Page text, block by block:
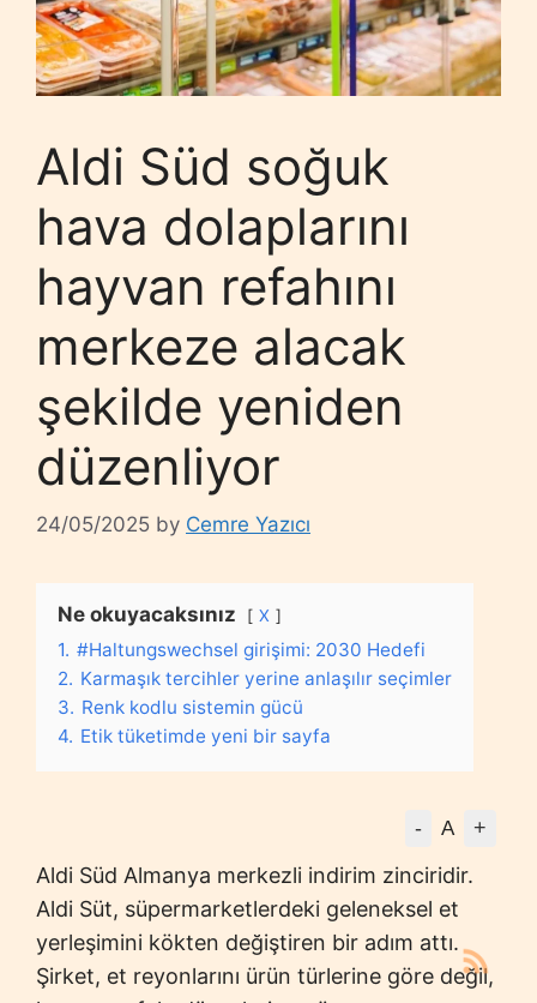
Aldi Süd soğuk
hava dolaplarını
hayvan refahını
merkeze alacak
şekilde yeniden
düzenliyor
24/05/2025 by Cemre Yazıcı
Ne okuyacaksınız X
1. #Haltungswechsel girişimi: 2030 Hedefi
2. Karmaşık tercihler yerine anlaşılır seçimler
3. Renk kodlu sistemin gücü
4. Etik tüketimde yeni bir sayfa
- A +
Aldi Süd Almanya merkezli indirim zinciridir.
Aldi Süt, süpermarketlerdeki geleneksel et
yerleşimini kökten değiştiren bir adım attı.
Şirket, et reyonlarını ürün türlerine göre değil,